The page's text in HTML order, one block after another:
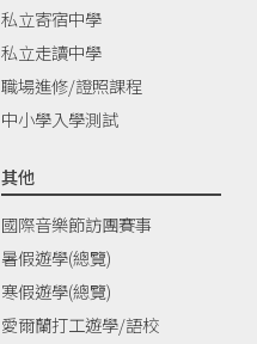
私立寄宿中學
私立走讀中學
職場進修/證照課程
中小學入學測試
其他
國際音樂節訪團賽事
暑假遊學(總覽)
寒假遊學(總覽)
愛爾蘭打工遊學/語校